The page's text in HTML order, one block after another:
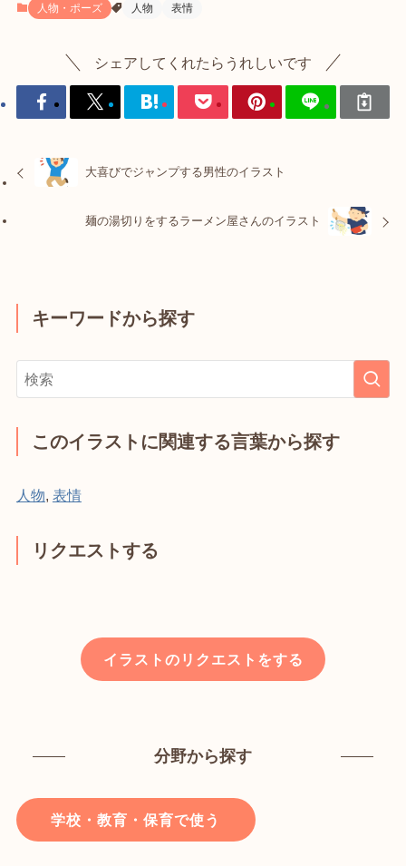
人物・ポーズ 人物 表情
シェアしてくれたらうれしいです
大喜びでジャンプする男性のイラスト
麺の湯切りをするラーメン屋さんのイラスト
キーワードから探す
このイラストに関連する言葉から探す
人物 表情
リクエストする
イラストのリクエストをする
分野から探す
学校・教育・保育で使う